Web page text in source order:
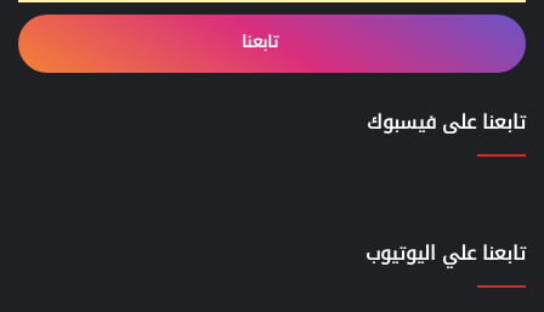
تابعنا
تابعنا على فيسبوك
تابعنا علي اليوتيوب